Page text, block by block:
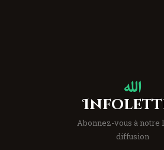
Abonnez-vous à notre
diffusion